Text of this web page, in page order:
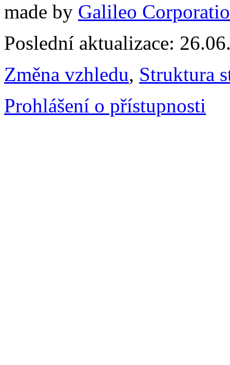
made by Galileo
Poslední aktualizace:
Změna vzhledu, Struktura
Prohlášení o přístupnosti